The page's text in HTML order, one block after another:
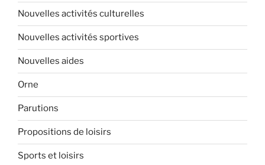
Nouvelles activités culturelles
Nouvelles activités sportives
Nouvelles aides
Orne
Parutions
Propositions de loisirs
Sports et loisirs